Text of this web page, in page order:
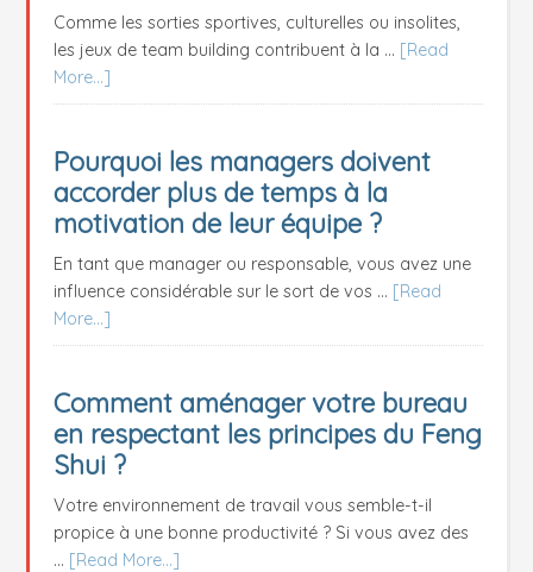
Comme les sorties sportives, culturelles ou insolites,
les jeux de team building contribuent à la … [Read
More...]
Pourquoi les managers doivent
accorder plus de temps à la
motivation de leur équipe ?
En tant que manager ou responsable, vous avez une
influence considérable sur le sort de vos … [Read
More...]
Comment aménager votre bureau
en respectant les principes du Feng
Shui ?
Votre environnement de travail vous semble-t-il
propice à une bonne productivité ? Si vous avez des
… [Read More...]